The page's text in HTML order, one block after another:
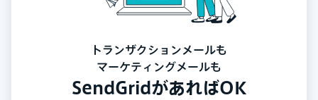
トランザクションメールも
マーケティングメールも
SendGridがあればOK